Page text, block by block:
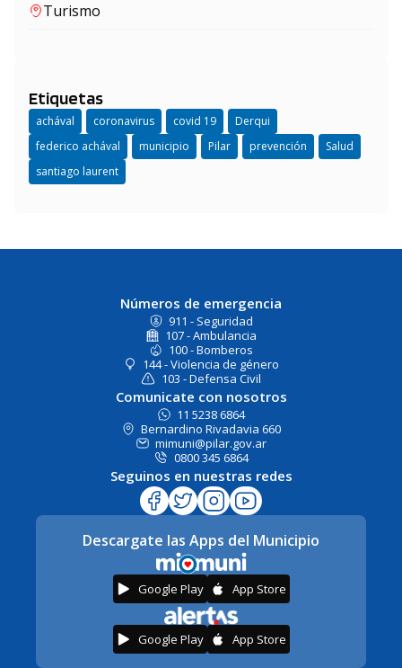
Turismo
Etiquetas
achával coronavirus covid 19
Derqui
federico achával
municipio Pilar prevención
Salud
santiago laurent
Números de emergencia
911 - Seguridad
107 - Ambulancia
100 - Bomberos
144 - Violencia de género
103 - Defensa Civil
Comunicate con nosotros
11 5238 6864
Bernardino Rivadavia 660
mimuni@pilar.gov.ar
0800 345 6864
Seguinos en nuestras redes
Descargate las Apps del Municipio
Google Play App Store
Google Play App Store